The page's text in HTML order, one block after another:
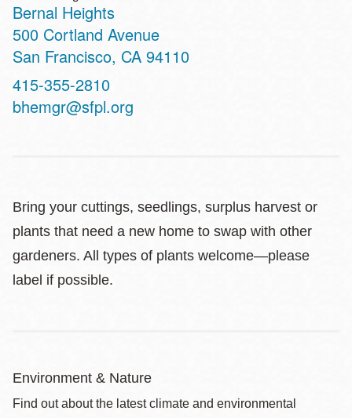
Bernal Heights
Address
500 Cortland Avenue
San Francisco, CA 94110
Contact
Telephone
415-355-2810
bhemgr@sfpl.org
Bring your cuttings, seedlings, surplus harvest or
plants that need a new home to swap with other
gardeners. All types of plants welcome—please
label if possible.
Environment & Nature
Find out about the latest climate and environmental